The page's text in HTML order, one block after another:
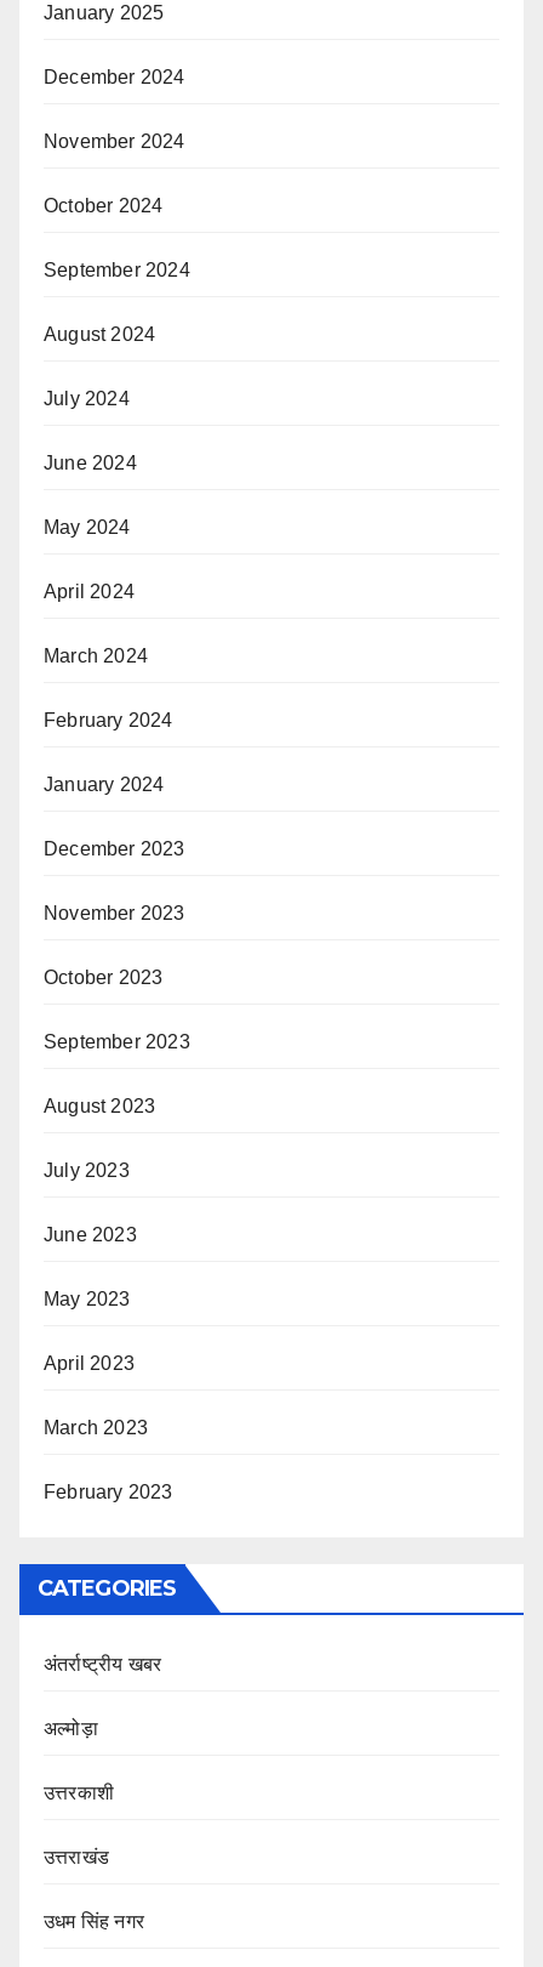
January 2025
December 2024
November 2024
October 2024
September 2024
August 2024
July 2024
June 2024
May 2024
April 2024
March 2024
February 2024
January 2024
December 2023
November 2023
October 2023
September 2023
August 2023
July 2023
June 2023
May 2023
April 2023
March 2023
February 2023
CATEGORIES
अंतर्राष्ट्रीय खबर
अल्मोड़ा
उत्तरकाशी
उत्तराखंड
उधम सिंह नगर